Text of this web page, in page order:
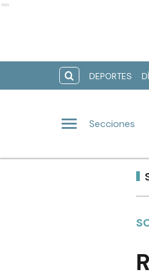
Ads
DEPORTES
Secciones